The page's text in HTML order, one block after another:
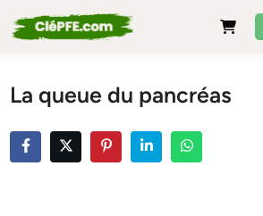
to
La queue du pancréas